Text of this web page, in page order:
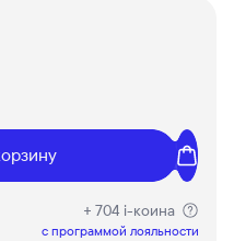
+ 704 i-коина
c программой лояльности